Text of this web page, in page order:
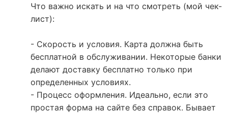
Что важно искать и на что смотреть (мой чек-
лист):
- Скорость и условия. Карта должна быть
бесплатной в обслуживании. Некоторые банки
делают доставку бесплатно только при
определенных условиях.
- Процесс оформления. Идеально, если это
простая форма на сайте без справок. Бывает